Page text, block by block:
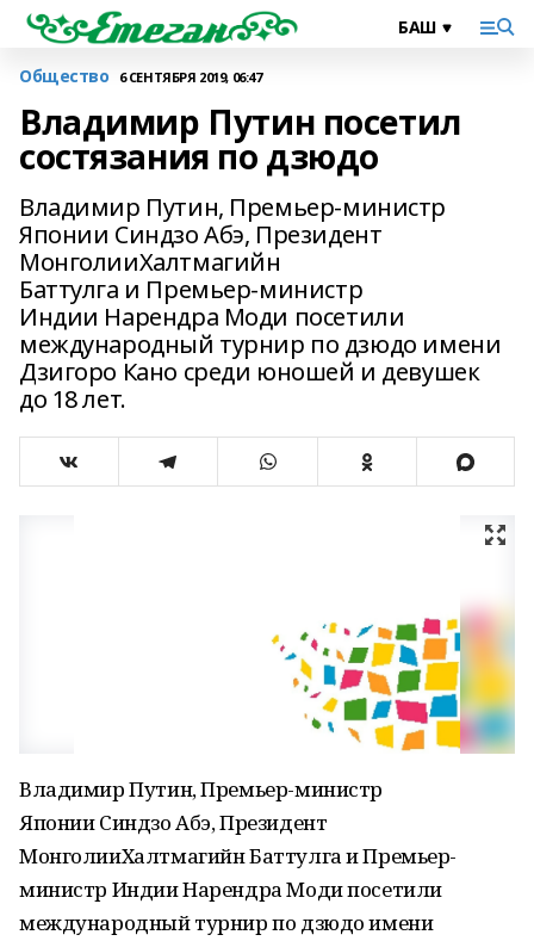
Общество 6 СЕНТЯБРЯ 2019, 06:47
Владимир Путин посетил
состязания по дзюдо
Владимир Путин, Премьер-министр
Японии Синдзо Абэ, Президент
МонголииХалтмагийн
Баттулга и Премьер-министр
Индии Нарендра Моди посетили
международный турнир по дзюдо имени
Дзигоро Кано среди юношей и девушек
до 18 лет.
Владимир Путин, Премьер-министр
Японии Синдзо Абэ, Президент
МонголииХалтмагийн Баттулга и Премьер-
министр Индии Нарендра Моди посетили
международный турнир по дзюдо имени